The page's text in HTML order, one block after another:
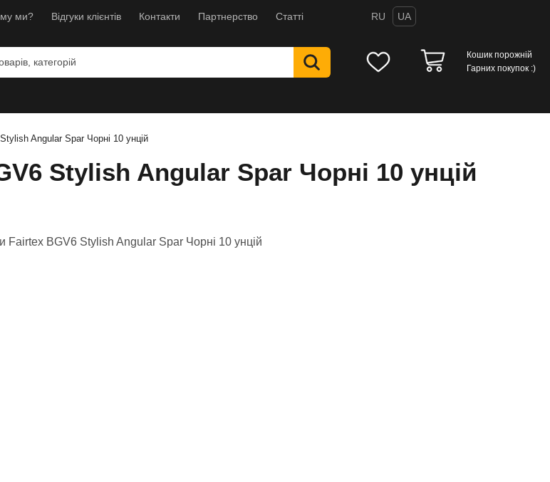
ми? Відгуки клієнтів Контакти Партнерство Статті RU UA
Кошик порожній
Гарних покупок :)
Angular Spar Чорні 10 унцій
Stylish Angular Spar Чорні 10 унцій